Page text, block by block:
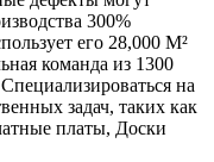
300%
его 28,000 M²
команда из 1300
на
задач, таких как
платы, Доски